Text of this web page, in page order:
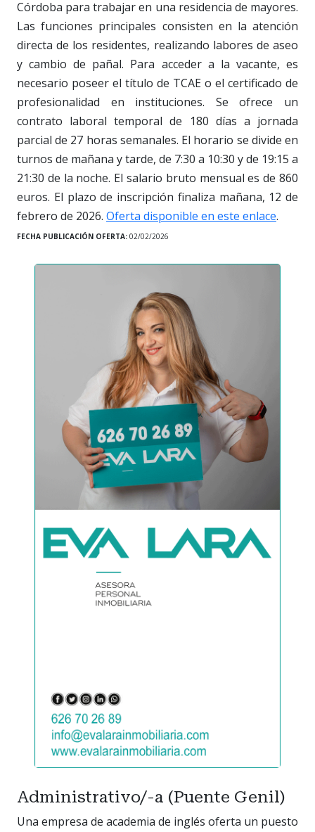
Córdoba para trabajar en una residencia de mayores.
Las funciones principales consisten en la atención
directa de los residentes, realizando labores de aseo
y cambio de pañal. Para acceder a la vacante, es
necesario poseer el título de TCAE o el certificado de
profesionalidad en instituciones. Se ofrece un
contrato laboral temporal de 180 días a jornada
parcial de 27 horas semanales. El horario se divide en
turnos de mañana y tarde, de 7:30 a 10:30 y de 19:15 a
21:30 de la noche. El salario bruto mensual es de 860
euros. El plazo de inscripción finaliza mañana, 12 de
febrero de 2026. Oferta disponible en este enlace.
FECHA PUBLICACIÓN OFERTA: 02/02/2026
Administrativo/-a (Puente Genil)
Una empresa de academia de inglés oferta un puesto